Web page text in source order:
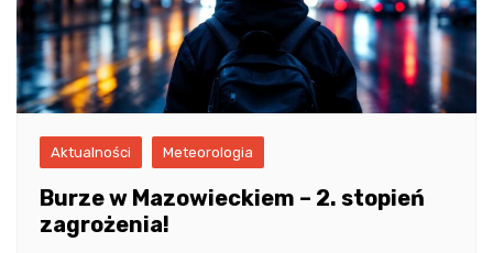
Aktualności Meteorologia
Burze w Mazowieckiem – 2. stopień
zagrożenia!